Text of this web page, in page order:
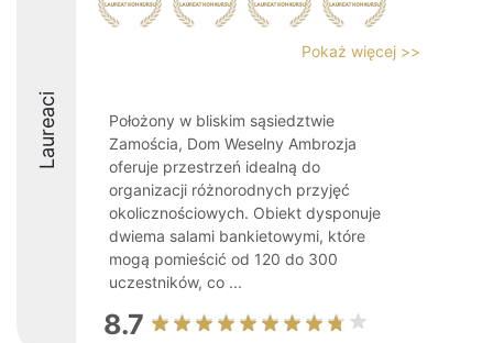
Laureaci
Pokaż więcej >>
Położony w bliskim sąsiedztwie
Zamościa, Dom Weselny Ambrozja
oferuje przestrzeń idealną do
organizacji różnorodnych przyjęć
okolicznościowych. Obiekt dysponuje
dwiema salami bankietowymi, które
mogą pomieścić od 120 do 300
uczestników, co ...
8.7